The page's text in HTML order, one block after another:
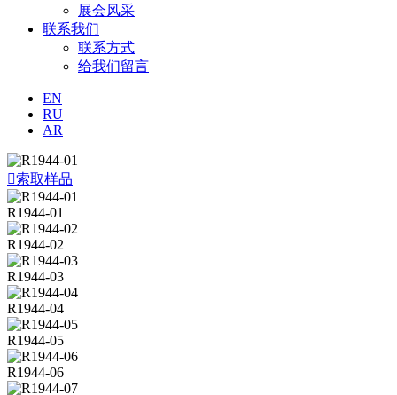
展会风采
联系我们
联系方式
给我们留言
EN
RU
AR
索取样品
R1944-01
R1944-02
R1944-03
R1944-04
R1944-05
R1944-06